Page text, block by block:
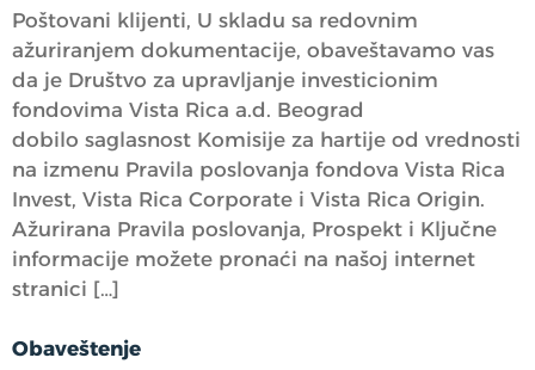
Poštovani klijenti, U skladu sa redovnim
ažuriranjem dokumentacije, obaveštavamo vas
da je Društvo za upravljanje investicionim
fondovima Vista Rica a.d. Beograd
dobilo saglasnost Komisije za hartije od vrednosti
na izmenu Pravila poslovanja fondova Vista Rica
Invest, Vista Rica Corporate i Vista Rica Origin.
Ažurirana Pravila poslovanja, Prospekt i Ključne
informacije možete pronaći na našoj internet
stranici […]
Obaveštenje